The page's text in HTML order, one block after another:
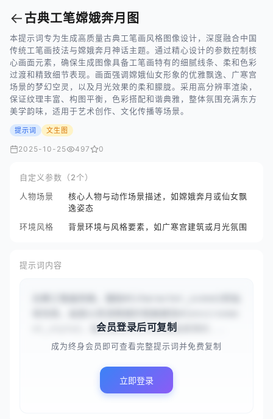
← 古典工笔嫦娥奔月图
本提示词专为生成高质量古典工笔画风格图像设计，深度融合中国
传统工笔画技法与嫦娥奔月神话主题。通过精心设计的参数控制核
心画面元素，确保生成图像具备工笔画特有的细腻线条、柔和色彩
过渡和精致细节表现。画面强调嫦娥仙女形象的优雅飘逸、广寒宫
场景的梦幻空灵，以及月光效果的柔和朦胧。采用高分辨率渲染，
保证纹理丰富、构图平衡，色彩搭配和谐典雅，整体氛围充满东方
美学韵味，适用于艺术创作、文化传播等场景。
提示词 文生图
2025-10-25 497 0
自定义参数（2个）
人物场景
核心人物与动作场景描述，如嫦娥奔月或仙女飘
逸姿态
环境风格
背景环境与风格要素，如广寒宫建筑或月光氛围
提示词内容
nt_style}，融合柔和月光与丝绸般顺滑的...
会员登录后可复制
成为终身会员即可查看完整提示词并免费复制
立即登录